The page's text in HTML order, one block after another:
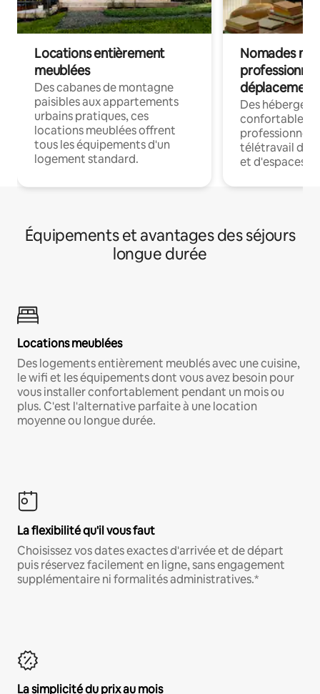
Locations entièrement
meublées
Des cabanes de montagne
paisibles aux appartements
urbains pratiques, ces
locations meublées offrent
tous les équipements d'un
logement standard.
Nomades
déplacement
Des
confortables
professionnels
télétravail
et d'espaces
Équipements et avantages des séjours
longue durée
Locations meublées
Des logements entièrement meublés avec une cuisine,
le wifi et les équipements dont vous avez besoin pour
vous installer confortablement pendant un mois ou
plus. C'est l'alternative parfaite à une location
moyenne ou longue durée.
La flexibilité qu'il vous faut
Choisissez vos dates exactes d'arrivée et de départ
puis réservez facilement en ligne, sans engagement
supplémentaire ni formalités administratives.*
La simplicité du prix au mois